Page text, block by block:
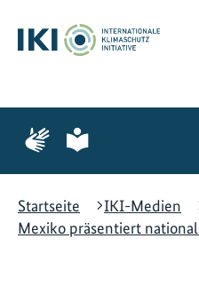
Hauptinhalt
springen
Suche
springen
Hauptnavigation
springen
Zur
Seite
Gebärdensprache
Zur
Seite
leichte
Startseite
IKI-Medien
Mexiko präsentiert